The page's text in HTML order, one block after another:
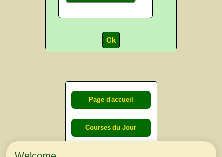
Page d'accueil
Courses du Jour